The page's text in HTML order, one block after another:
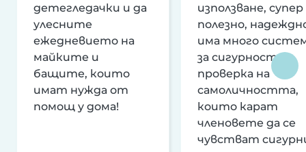
детегледачки и да
улесните
ежедневието на
майките и
бащите, които
имат нужда от
помощ у дома!
използване, супер
полезно,
има много
за сигурност и
проверка на
самоличността,
които карат
членовете да се
чувстват